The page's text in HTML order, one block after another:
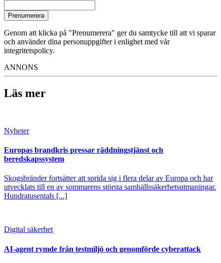
Prenumerera
Genom att klicka på "Prenumerera" ger du samtycke till att vi sparar
och använder dina personuppgifter i enlighet med vår
integritetspolicy.
ANNONS
Läs mer
Nyheter
Europas brandkris pressar räddningstjänst och
beredskapssystem
Skogsbränder fortsätter att sprida sig i flera delar av Europa och har
utvecklats till en av sommarens största samhällssäkerhetsutmaningar.
Hundratusentals [...]
Digital säkerhet
AI-agent rymde från testmiljö och genomförde cyberattack